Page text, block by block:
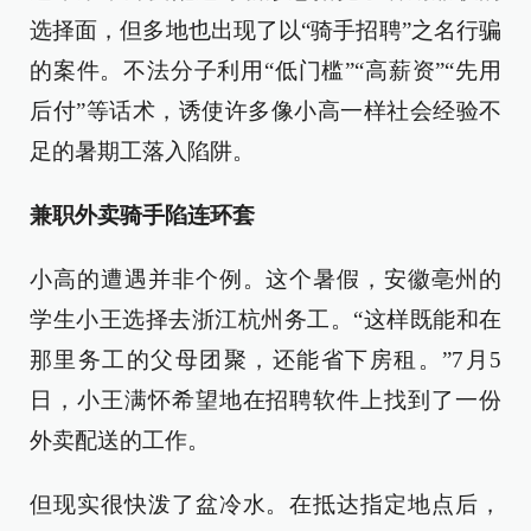
选择面，但多地也出现了以“骑手招聘”之名行骗
的案件。不法分子利用“低门槛”“高薪资”“先用
后付”等话术，诱使许多像小高一样社会经验不
足的暑期工落入陷阱。
兼职外卖骑手陷连环套
小高的遭遇并非个例。这个暑假，安徽亳州的
学生小王选择去浙江杭州务工。“这样既能和在
那里务工的父母团聚，还能省下房租。”7月5
日，小王满怀希望地在招聘软件上找到了一份
外卖配送的工作。
但现实很快泼了盆冷水。在抵达指定地点后，